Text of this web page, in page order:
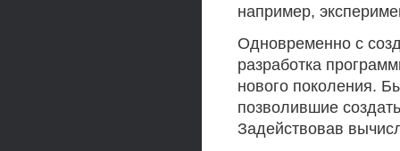
например,
Одновременно с
разработка
нового поколения.
позволившие
Задействовав